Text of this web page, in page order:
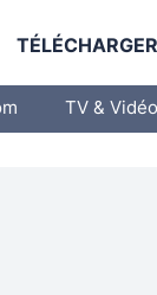
TV & Vidéo